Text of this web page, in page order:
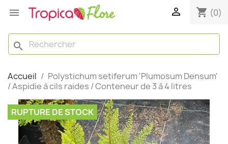
  shopping_cart (0)
search
Accueil
Polystichum setiferum 'Plumosum Densum'
/ Aspidie à cils raides / Conteneur de 3 à 4 litres
RUPTURE DE STOCK